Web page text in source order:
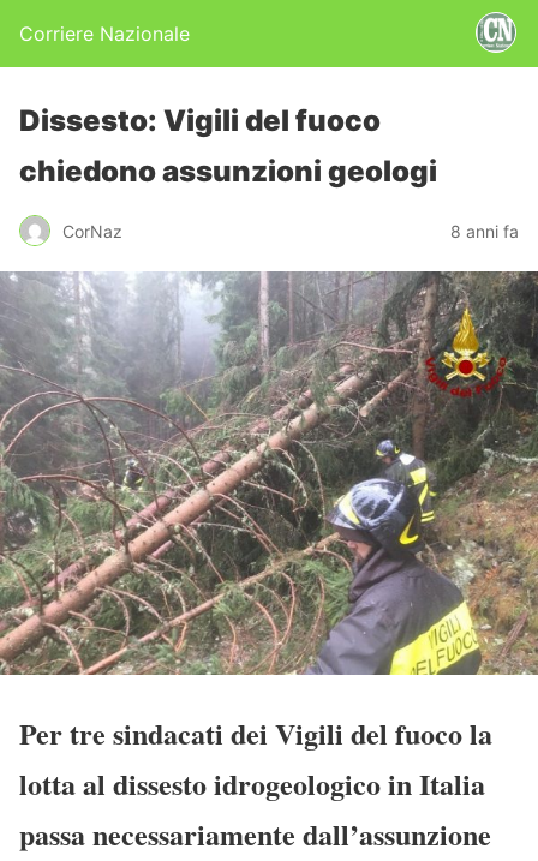
Corriere Nazionale
Dissesto: Vigili del fuoco
chiedono assunzioni geologi
CorNaz 8 anni fa
Per tre sindacati dei Vigili del fuoco la
lotta al dissesto idrogeologico in Italia
passa necessariamente dall’assunzione